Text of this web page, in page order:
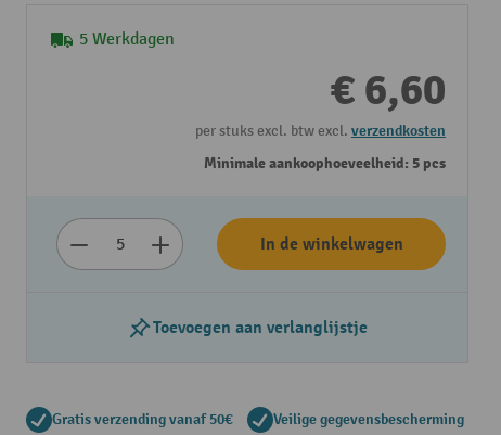
5 Werkdagen
€ 6,60
per stuks excl. btw excl. verzendkosten
Minimale aankoophoeveelheid: 5 pcs
In de winkelwagen
Toevoegen aan verlanglijstje
Gratis verzending vanaf 50€ Veilige gegevensbescherming